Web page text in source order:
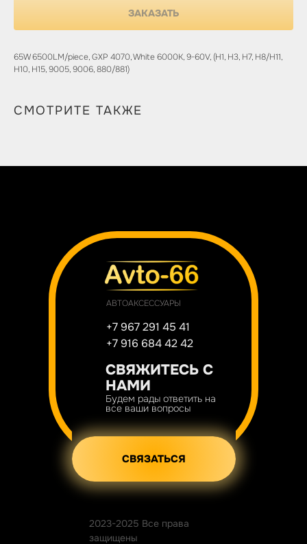
ЗАКАЗАТЬ
65W 6500LM/piece, GXP 4070, White 6000K, 9-60V, (H1, H3, H7, H8/H11,
H10, H15, 9005, 9006, 880/881)
СМОТРИТЕ ТАКЖЕ
2023-2025 Все права
защищены
СВЯЗАТЬСЯ
Будем рады ответить на
все ваши вопросы
СВЯЖИТЕСЬ С
НАМИ
АВТОАКСЕССУАРЫ
+7 967 291 45 41
+7 916 684 42 42